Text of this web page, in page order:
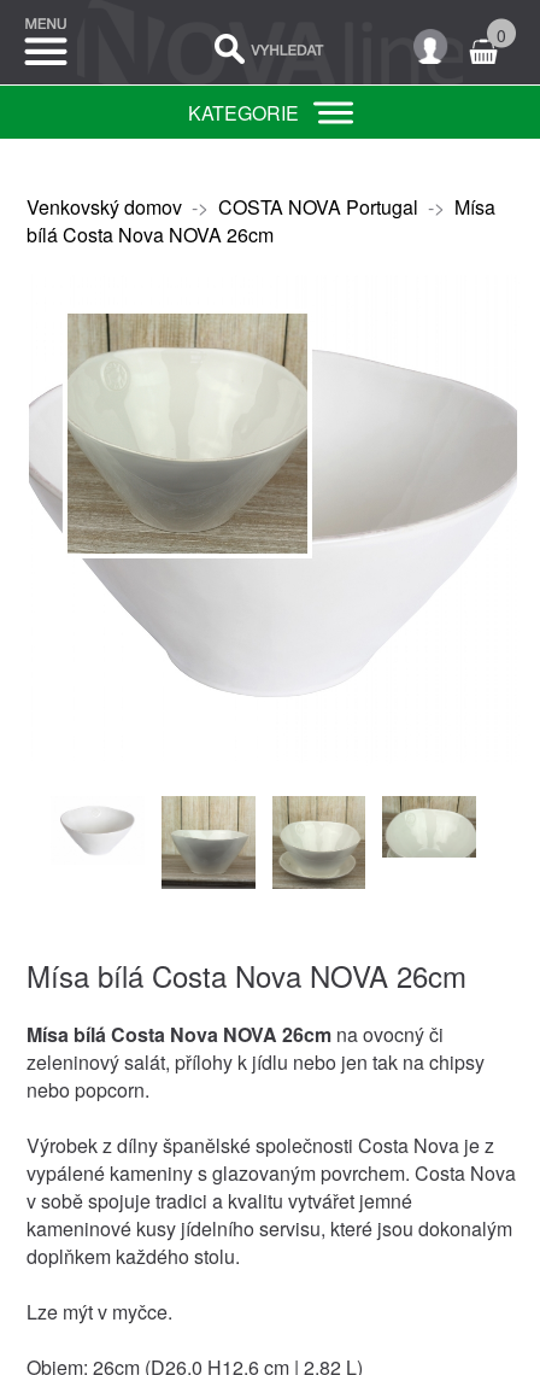
0
KATEGORIE
Venkovský domov-> COSTA NOVA Portugal -> Mísa
bílá Costa Nova NOVA 26cm
Mísa bílá Costa Nova NOVA 26cm
Mísa bílá Costa Nova NOVA 26cmna ovocný či
zeleninový salát, přílohy k jídlu nebo jen tak na chipsy
nebo popcorn.
Výrobek z dílny španělské společnosti Costa Nova je z
vypálené kameniny s glazovaným povrchem. Costa Nova
v sobě spojuje tradici a kvalitu vytvářet jemné
kameninové kusy jídelního servisu, které jsou dokonalým
doplňkem každého stolu.
Lze mýt v myčce.
Objem: 26cm (D26.0 H12.6 cm | 2.82 L)